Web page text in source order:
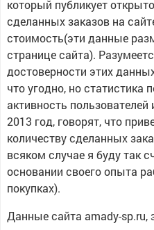
который публикует
сделанных заказов на
стоимость(эти данные
странице сайта).
достоверности этих
что угодно, но статистика
активность
2013 год, говорят, что
количеству сделанных
всяком случае я буду так
основании своего опыта
покупках).
Данные сайта amady-sp.ru,